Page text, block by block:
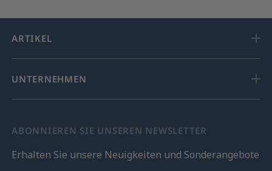
ARTIKEL
UNTERNEHMEN
ABONNIEREN SIE UNSEREN NEWSLETTER
Erhalten Sie unsere Neuigkeiten und Sonderangebote